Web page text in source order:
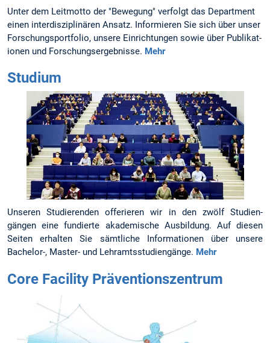
Unter dem Leit­motto der "Bewegung" verfolgt das Department
einen inter­dis­zi­plinären Ansatz. Infor­mieren Sie sich über unser
For­schungs­port­folio, unsere Ein­richtungen sowie über Pu­bli­kat­
ionen und Forschungs­er­gebnisse. Mehr
Studium
Unseren Stu­dierenden offerieren wir in den zwölf Studien­
gängen eine fun­dierte aka­de­mische Aus­bil­dung. Auf diesen
Seiten er­halten Sie sämt­liche In­for­ma­tionen über unsere
Bachelor-, Master- und Lehramts­studi­en­gänge. Mehr
Core Facility Präventionszentrum